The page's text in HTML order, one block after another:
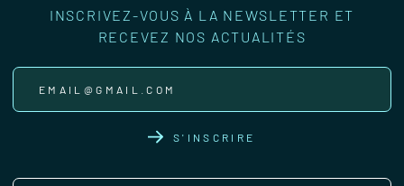
INSCRIVEZ-VOUS À LA NEWSLETTER ET
RECEVEZ NOS ACTUALITÉS
S'INSCRIRE